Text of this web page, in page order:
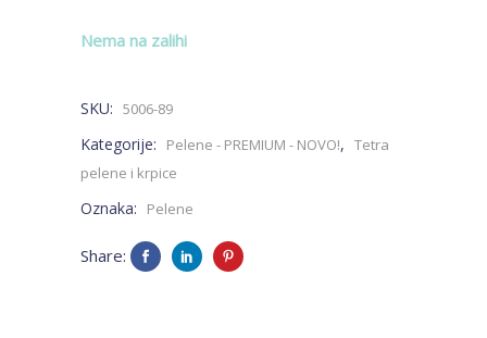
Nema na zalihi
SKU: 5006-89
Kategorije: Pelene - PREMIUM - NOVO!, Tetra
pelene i krpice
Oznaka: Pelene
Share: